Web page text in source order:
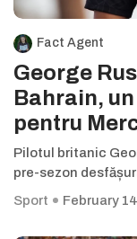
Fact Agent
George
Bahrain,
pentru
Pilotul britanic
pre-sezon
Sport
February 14